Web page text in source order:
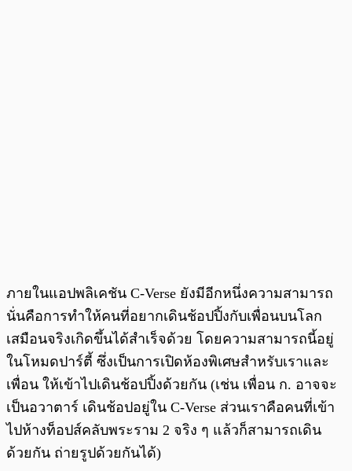
ภายในแอปพลิเคชัน C-Verse ยังมีอีกหนึ่งความสามารถ
นั่นคือการทำให้คนที่อยากเดินช้อปปิ้งกับเพื่อนบนโลก
เสมือนจริงเกิดขึ้นได้สำเร็จด้วย โดยความสามารถนี้อยู่
ในโหมดปาร์ตี้ ซึ่งเป็นการเปิดห้องพิเศษสำหรับเราและ
เพื่อน ให้เข้าไปเดินช้อปปิ้งด้วยกัน (เช่น เพื่อน ก. อาจจะ
เป็นอวาตาร์ เดินช้อปอยู่ใน C-Verse ส่วนเราคือคนที่เข้า
ไปห้างท็อปส์คลับพระราม 2 จริง ๆ แล้วก็สามารถเดิน
ด้วยกัน ถ่ายรูปด้วยกันได้)